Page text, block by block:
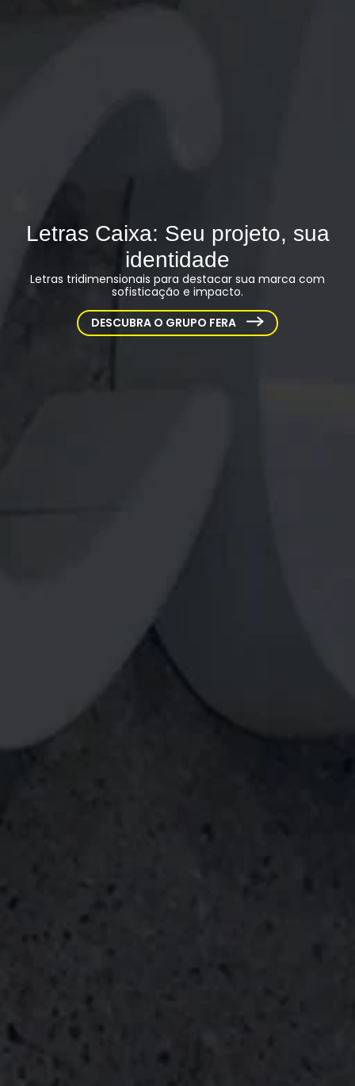
Letras Caixa: Seu projeto, sua
identidade
Letras tridimensionais para destacar sua marca com
sofisticação e impacto.
DESCUBRA O GRUPO FERA